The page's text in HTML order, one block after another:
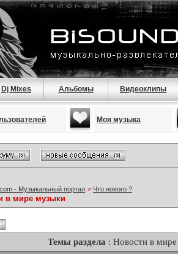
Dj Mixes Альбомы Видеоклипы
Моя музыка
- Музыкальный портал > Что нового ?
в мире музыки
Темы раздела : Новости в